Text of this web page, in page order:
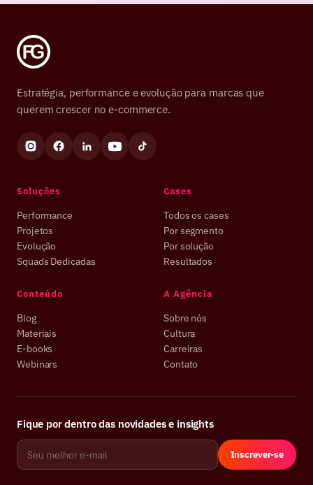
Estratégia, performance e evolução para marcas que
querem crescer no e-commerce.
Soluções
Performance
Projetos
Evolução
Squads Dedicadas
Cases
Todos os cases
Por segmento
Por solução
Resultados
Conteúdo
Blog
Materiais
E-books
Webinars
A Agência
Sobre nós
Cultura
Carreiras
Contato
Fique por dentro das novidades e insights
Inscrever-se